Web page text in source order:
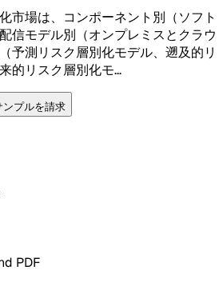
市場は、コンポーネント別（ソフト
信モデル別（オンプレミスとクラウ
予測リスク層別化モデル、遡及的リ
的リスク層別化モ...
ンプルを請求
PDF